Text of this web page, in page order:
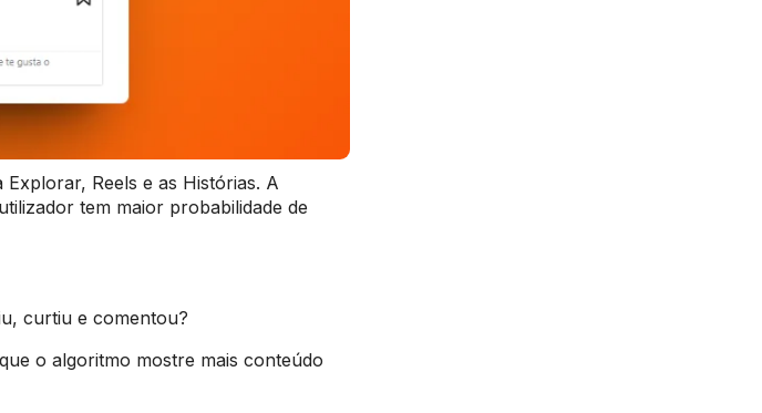
Reels e as Histórias. A
tem maior probabilidade de
curtiu e comentou?
o algoritmo mostre mais conteúdo